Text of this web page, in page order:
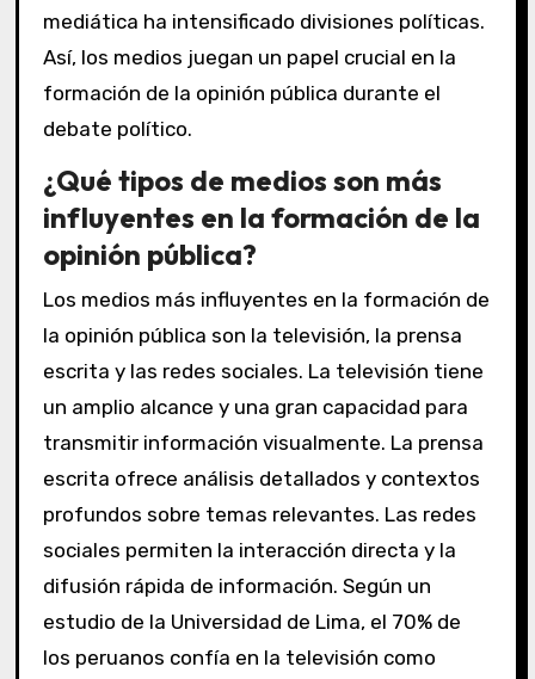
mediática ha intensificado divisiones políticas.
Así, los medios juegan un papel crucial en la
formación de la opinión pública durante el
debate político.
¿Qué tipos de medios son más
influyentes en la formación de la
opinión pública?
Los medios más influyentes en la formación de
la opinión pública son la televisión, la prensa
escrita y las redes sociales. La televisión tiene
un amplio alcance y una gran capacidad para
transmitir información visualmente. La prensa
escrita ofrece análisis detallados y contextos
profundos sobre temas relevantes. Las redes
sociales permiten la interacción directa y la
difusión rápida de información. Según un
estudio de la Universidad de Lima, el 70% de
los peruanos confía en la televisión como